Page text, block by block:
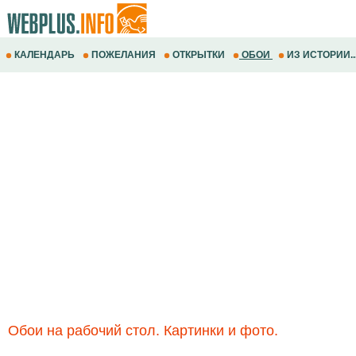
КАЛЕНДАРЬ ПОЖЕЛАНИЯ ОТКРЫТКИ ОБОИ ИЗ
Обои на рабочий стол. Картинки и фото.